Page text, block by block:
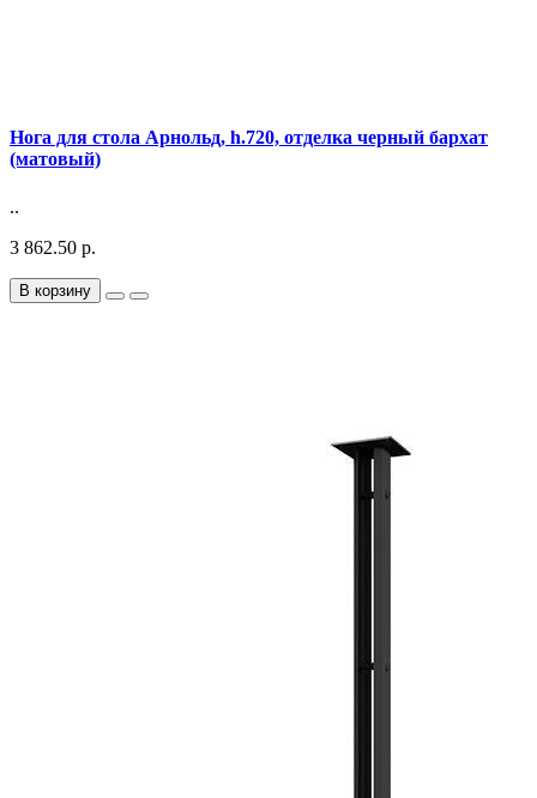
Нога для стола Арнольд, h.720, отделка черный бархат
(матовый)
..
3 862.50 р.
В корзину